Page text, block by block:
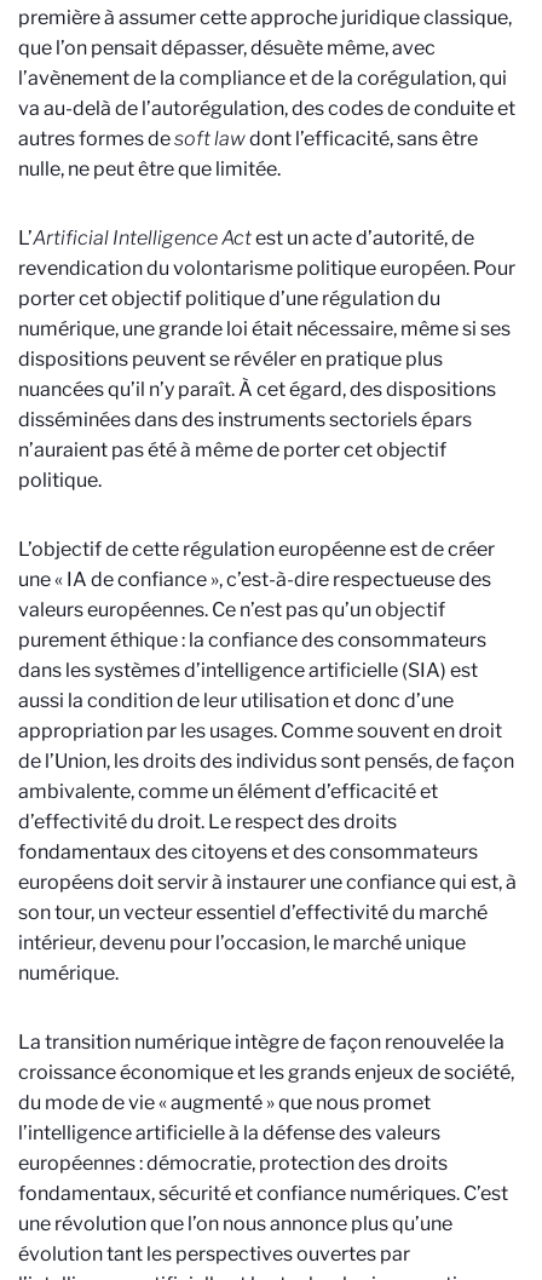
première à assumer cette approche juridique classique,
que l’on pensait dépasser, désuète même, avec
l’avènement de la compliance et de la corégulation, qui
va au-delà de l’autorégulation, des codes de conduite et
autres formes desoft lawdont l’efficacité, sans être
nulle, ne peut être que limitée.
L’Artificial Intelligence Actest un acte d’autorité, de
revendication du volontarisme politique européen. Pour
porter cet objectif politique d’une régulation du
numérique, une grande loi était nécessaire, même si ses
dispositions peuvent se révéler en pratique plus
nuancées qu’il n’y paraît. À cet égard, des dispositions
disséminées dans des instruments sectoriels épars
n’auraient pas été à même de porter cet objectif
politique.
L’objectif de cette régulation européenne est de créer
une « IA de confiance », c’est-à-dire respectueuse des
valeurs européennes. Ce n’est pas qu’un objectif
purement éthique : la confiance des consommateurs
dans les systèmes d’intelligence artificielle (SIA) est
aussi la condition de leur utilisation et donc d’une
appropriation par les usages. Comme souvent en droit
de l’Union, les droits des individus sont pensés, de façon
ambivalente, comme un élément d’efficacité et
d’effectivité du droit. Le respect des droits
fondamentaux des citoyens et des consommateurs
européens doit servir à instaurer une confiance qui est, à
son tour, un vecteur essentiel d’effectivité du marché
intérieur, devenu pour l’occasion, le marché unique
numérique.
La transition numérique intègre de façon renouvelée la
croissance économique et les grands enjeux de société,
du mode de vie « augmenté » que nous promet
l’intelligence artificielle à la défense des valeurs
européennes : démocratie, protection des droits
fondamentaux, sécurité et confiance numériques. C’est
une révolution que l’on nous annonce plus qu’une
évolution tant les perspectives ouvertes par